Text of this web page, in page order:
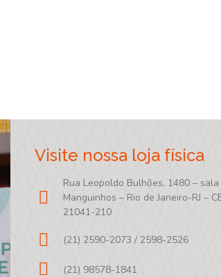
Visite nossa loja física
Rua Leopoldo Bulhões, 1480 – sala
Manguinhos – Rio de Janeiro-RJ –
21041-210
(21) 2590-2073 / 2598-2526
(21) 98578-1841